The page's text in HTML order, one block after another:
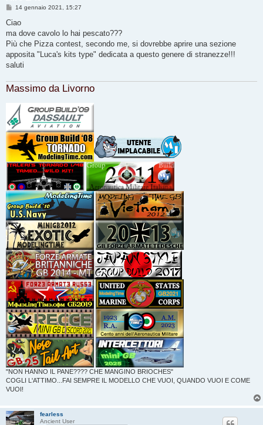
M
s
a
g
i
o
14 gennaio 2021, 15:27
Ciao
ma dove cavolo lo hai pescato???
Più che Pizza contest, secondo me, si dovrebbe aprire una sezione
apposita "Luca's kits type" dedicata a questo genere di stranezze!!!
saluti
Massimo da Livorno
"NON HANNO IL PANE???? CHE MANGINO BRIOCHES"
COGLI L'ATTIMO...FAI SEMPRE IL MODELLO CHE VUOI, QUANDO VUOI E COME
VUOI!
fearless
Ancient User